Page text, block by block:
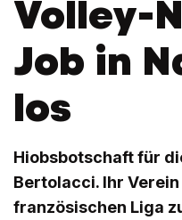
Volley-
Job in
los
Hiobsbotschaft für
Bertolacci. Ihr
französischen Liga